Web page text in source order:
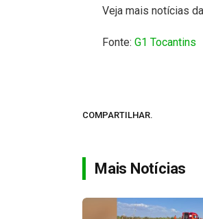
Veja mais notícias
Fonte:G1 Tocantins
COMPARTILHAR.
Mais Notícias